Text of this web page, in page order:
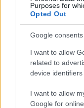
Purposes for
Opted Out
Google consents
I want to allow
related to
device identifiers
I want to allow
Google for
ne férjen be.
A szakemberek
maximális
Ha megvannak a
máris